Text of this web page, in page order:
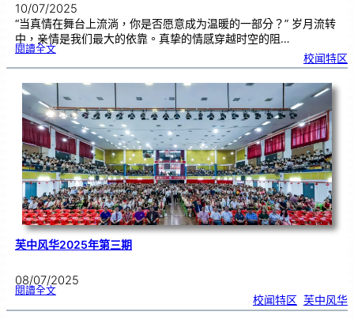
10/07/2025
“当真情在舞台上流淌，你是否愿意成为温暖的一部分？” 岁月流转
中，亲情是我们最大的依靠。真挚的情感穿越时空的阻…
閱讀全文:《
不
》
戏
剧学
会
大
型
公
演
校闻特区
芙中风华2025年第三期
08/07/2025
閱讀全文:芙
华
校闻特区 芙中风华